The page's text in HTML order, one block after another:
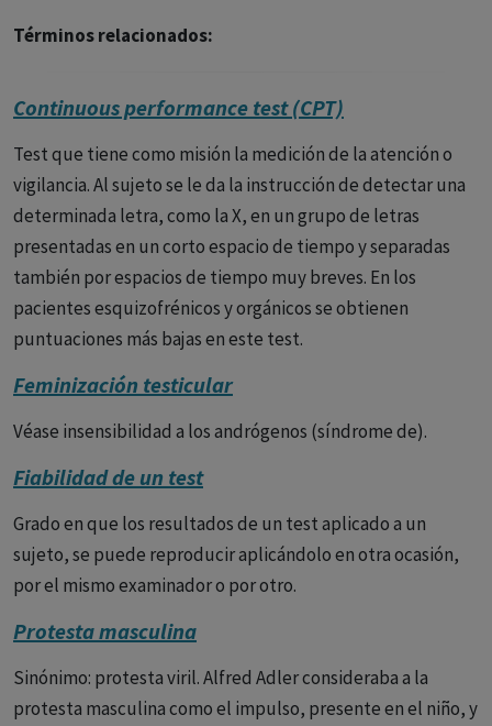
Términos relacionados:
Continuous performance test (CPT)
Test que tiene como misión la medición de la atención o
vigilancia. Al sujeto se le da la instrucción de detectar una
determinada letra, como la X, en un grupo de letras
presentadas en un corto espacio de tiempo y separadas
también por espacios de tiempo muy breves. En los
pacientes esquizofrénicos y orgánicos se obtienen
puntuaciones más bajas en este test.
Feminización testicular
Véase insensibilidad a los andrógenos (síndrome de).
Fiabilidad de un test
Grado en que los resultados de un test aplicado a un
sujeto, se puede reproducir aplicándolo en otra ocasión,
por el mismo examinador o por otro.
Protesta masculina
Sinónimo: protesta viril. Alfred Adler consideraba a la
protesta masculina como el impulso, presente en el niño, y